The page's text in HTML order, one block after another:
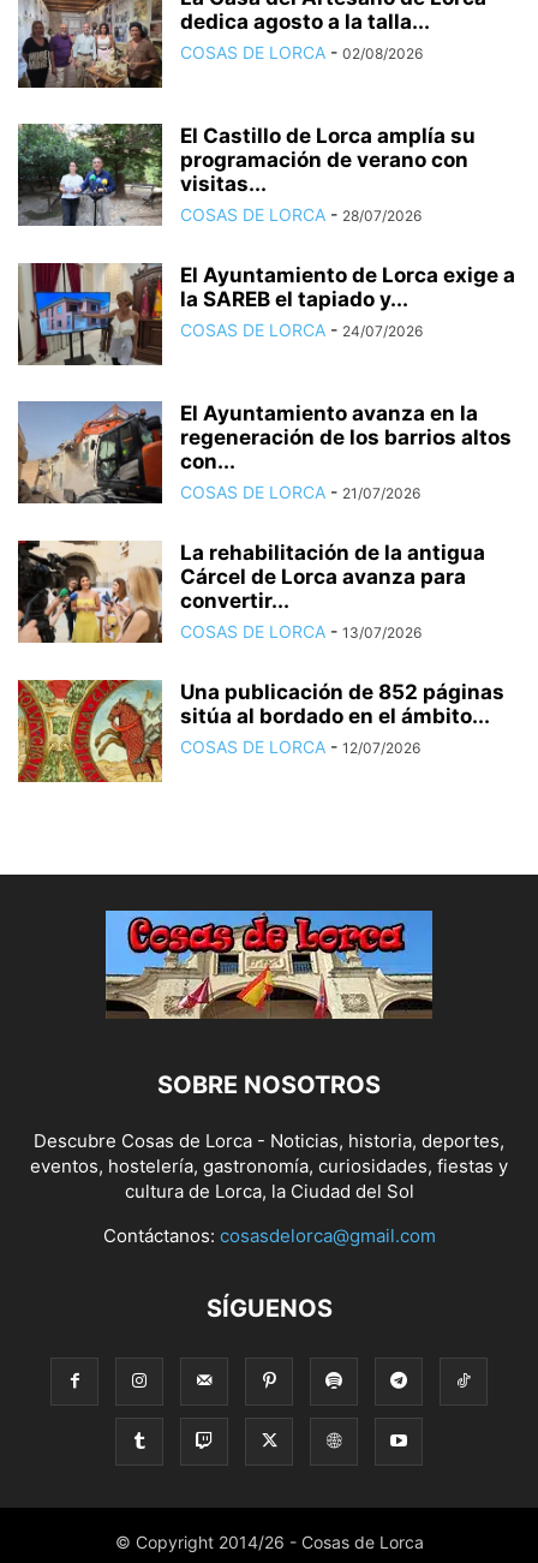
dedica agosto a la talla...
COSAS DE LORCA - 02/08/2026
El Castillo de Lorca amplía su
programación de verano con
visitas...
COSAS DE LORCA - 28/07/2026
El Ayuntamiento de Lorca exige a
la SAREB el tapiado y...
COSAS DE LORCA - 24/07/2026
El Ayuntamiento avanza en la
regeneración de los barrios altos
con...
COSAS DE LORCA - 21/07/2026
La rehabilitación de la antigua
Cárcel de Lorca avanza para
convertir...
COSAS DE LORCA - 13/07/2026
Una publicación de 852 páginas
sitúa al bordado en el ámbito...
COSAS DE LORCA - 12/07/2026
SOBRE NOSOTROS
Descubre Cosas de Lorca - Noticias, historia, deportes,
eventos, hostelería, gastronomía, curiosidades, fiestas y
cultura de Lorca, la Ciudad del Sol
Contáctanos: cosasdelorca@gmail.com
SÍGUENOS
© Copyright 2014/26 - Cosas de Lorca